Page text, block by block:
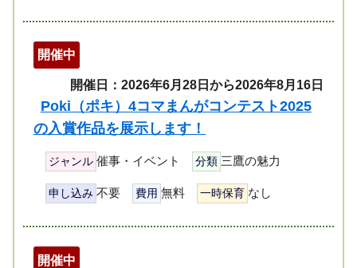
開催中
開催日：2026年6月28日から2026年8月16日
Poki（ポキ）4コマまんがコンテスト2025
の入賞作品を展示します！
ジャンル 催事・イベント 分類 三鷹の魅力
申し込み 不要 費用 無料 一時保育 なし
開催中